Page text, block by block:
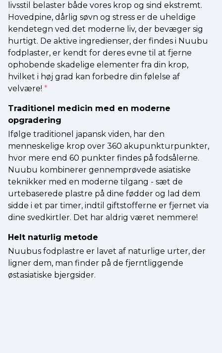
livsstil belaster både vores krop og sind ekstremt.
Hovedpine, dårlig søvn og stress er de uheldige
kendetegn ved det moderne liv, der bevæger sig
hurtigt. De aktive ingredienser, der findes i Nuubu
fodplaster, er kendt for deres evne til at fjerne
ophobende skadelige elementer fra din krop,
hvilket i høj grad kan forbedre din følelse af
velvære! *
Traditionel medicin med en moderne
opgradering
Ifølge traditionel japansk viden, har den
menneskelige krop over 360 akupunkturpunkter,
hvor mere end 60 punkter findes på fodsålerne.
Nuubu kombinerer gennemprøvede asiatiske
teknikker med en moderne tilgang - sæt de
urtebaserede plastre på dine fødder og lad dem
sidde i et par timer, indtil giftstofferne er fjernet via
dine svedkirtler. Det har aldrig været nemmere!
Helt naturlig metode
Nuubus fodplastre er lavet af naturlige urter, der
ligner dem, man finder på de fjerntliggende
østasiatiske bjergsider.